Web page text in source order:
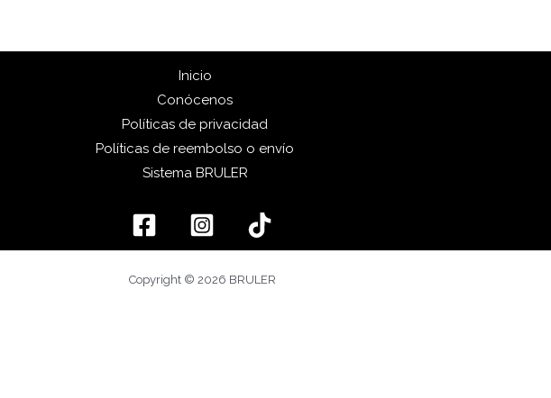
Inicio
Conócenos
Políticas de privacidad
Políticas de reembolso o envío
Sistema BRULER
Copyright © 2026 BRULER